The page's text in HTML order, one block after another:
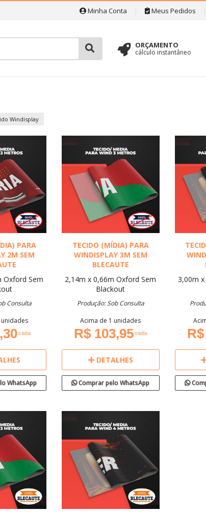
Minha Conta Meus Pedidos
ORÇAMENTO
cálculo instantâneo
Windisplay
PARA
2M SEM
Oxford Sem
Consulta
cada
WhatsApp
TECIDO (MÍDIA) PARA
WINDISPLAY 3M SEM
BLECAUTE
2,14m x 0,66m Oxford Sem
Blackout
Produção: Sob Consulta
Acima de 1 unidades
R$ 103,95cada
DETALHES
Comprar pelo WhatsApp
3,00m